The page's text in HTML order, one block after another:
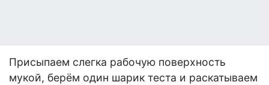
Присыпаем слегка рабочую поверхность
мукой, берём один шарик теста и раскатываем